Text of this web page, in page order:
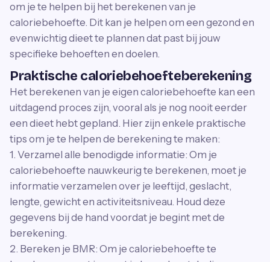
om je te helpen bij het berekenen van je
caloriebehoefte. Dit kan je helpen om een gezond en
evenwichtig dieet te plannen dat past bij jouw
specifieke behoeften en doelen.
Praktische caloriebehoefteberekening
Het berekenen van je eigen caloriebehoefte kan een
uitdagend proces zijn, vooral als je nog nooit eerder
een dieet hebt gepland. Hier zijn enkele praktische
tips om je te helpen de berekening te maken:
1. Verzamel alle benodigde informatie: Om je
caloriebehoefte nauwkeurig te berekenen, moet je
informatie verzamelen over je leeftijd, geslacht,
lengte, gewicht en activiteitsniveau. Houd deze
gegevens bij de hand voordat je begint met de
berekening.
2. Bereken je BMR: Om je caloriebehoefte te